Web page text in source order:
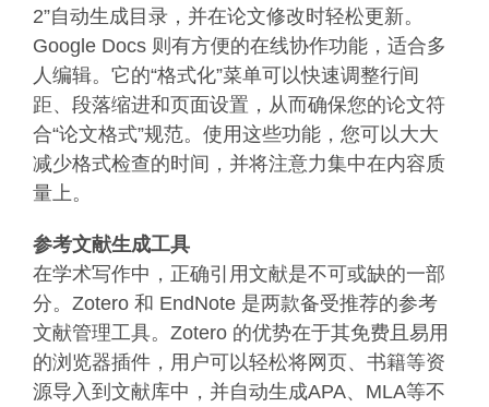
2”自动生成目录，并在论文修改时轻松更新。
Google Docs 则有方便的在线协作功能，适合多
人编辑。它的“格式化”菜单可以快速调整行间
距、段落缩进和页面设置，从而确保您的论文符
合“论文格式”规范。使用这些功能，您可以大大
减少格式检查的时间，并将注意力集中在内容质
量上。
参考文献生成工具
在学术写作中，正确引用文献是不可或缺的一部
分。Zotero 和 EndNote 是两款备受推荐的参考
文献管理工具。Zotero 的优势在于其免费且易用
的浏览器插件，用户可以轻松将网页、书籍等资
源导入到文献库中，并自动生成APA、MLA等不